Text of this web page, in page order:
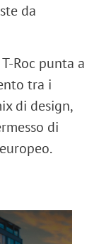
da
T-Roc punta a
tra i
di design,
di
.